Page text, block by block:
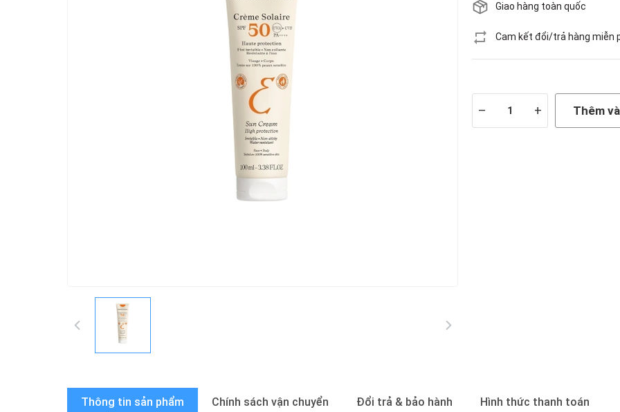
Giao hàng toàn quốc
Cam kết đổi/trả hàng miễn
– + Thêm
Thông tin sản phẩm Chính sách vận chuyển Đổi trả & bảo hành Hình thức thanh toán